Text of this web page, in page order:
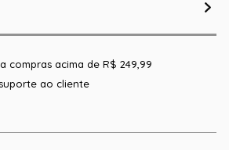
compras acima de R$ 249,99
ao cliente